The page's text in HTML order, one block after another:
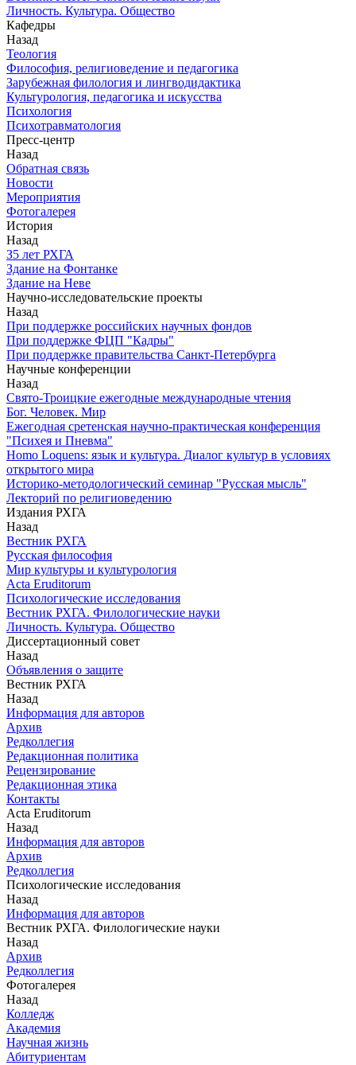
Личность. Культура. Общество
Кафедры
Назад
Теология
Философия, религиоведение и педагогика
Зарубежная филология и лингводидактика
Культурология, педагогика и искусства
Психология
Психотравматология
Пресс-центр
Назад
Обратная связь
Новости
Мероприятия
Фотогалерея
История
Назад
З5 лет РХГА
Здание на Фонтанке
Здание на Неве
Научно-исследовательские проекты
Назад
При поддержке российских научных фондов
При поддержке ФЦП "Кадры"
При поддержке правительства Санкт-Петербурга
Научные конференции
Назад
Свято-Троицкие ежегодные международные чтения
Бог. Человек. Мир
Ежегодная сретенская научно-практическая конференция
"Психея и Пневма"
Homo Loquens: язык и культура. Диалог культур в условиях
открытого мира
Историко-методологический семинар "Русская мысль"
Лекторий по религиоведению
Издания РХГА
Назад
Вестник РХГА
Русская философия
Мир культуры и культурология
Acta Eruditorum
Психологические исследования
Вестник РХГА. Филологические науки
Личность. Культура. Общество
Диссертационный совет
Назад
Объявления о защите
Вестник РХГА
Назад
Информация для авторов
Архив
Редколлегия
Редакционная политика
Рецензирование
Редакционная этика
Контакты
Acta Eruditorum
Назад
Информация для авторов
Архив
Редколлегия
Психологические исследования
Назад
Информация для авторов
Вестник РХГА. Филологические науки
Назад
Архив
Редколлегия
Фотогалерея
Назад
Колледж
Академия
Научная жизнь
Абитуриентам